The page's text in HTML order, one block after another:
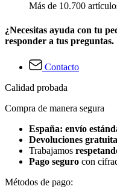
Más de 10.700
¿Necesitas ayuda con tu
responder a tus preguntas.
Contacto
Calidad probada
Compra de manera segura
España: envío
Devoluciones
Trabajamos
Pago seguro con
Métodos de pago: